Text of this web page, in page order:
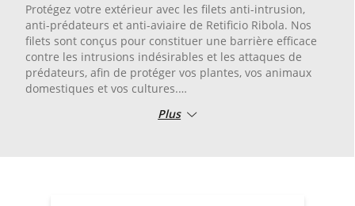
Protégez votre extérieur avec les filets anti-intrusion,
anti-prédateurs et anti-aviaire de Retificio Ribola. Nos
filets sont conçus pour constituer une barrière efficace
contre les intrusions indésirables et les attaques de
prédateurs, afin de protéger vos plantes, vos animaux
domestiques et vos cultures.
Les filets anti-intrusion sont fabriqués à partir de
Plus